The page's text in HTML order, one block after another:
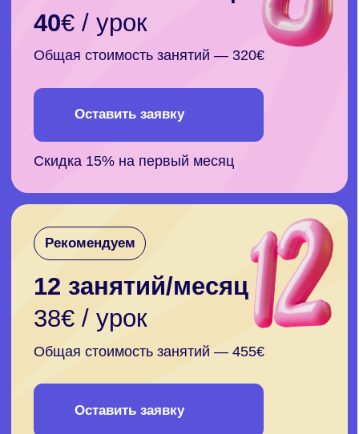
и выгодой: получите
сертификат и налоговый
вычет
В нашей школе вы получаете знания,
работодателями и образовательными
Усилия оцениваются по достоинству,
а возможность оформить налоговый
полезным, но и финансово выгодным